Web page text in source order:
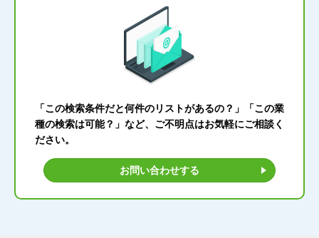
「この検索条件だと何件のリストがあるの？」「この業
種の検索は可能？」など、ご不明点はお気軽にご相談く
ださい。
お問い合わせする